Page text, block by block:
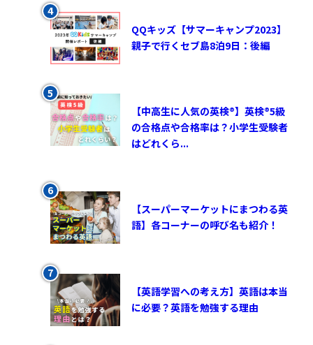
QQキッズ【サマーキャンプ2023】
親子で行くセブ島8泊9日：後編
【中高生に人気の英検®︎】英検®︎5級
の合格点や合格率は？小学生受験者
はどれくら...
【スーパーマーケットにまつわる英
語】各コーナーの呼び名も紹介！
【英語学習への考え方】英語は本当
に必要？英語を勉強する理由